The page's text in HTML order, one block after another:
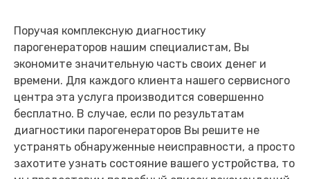
Поручая комплексную диагностику
парогенераторов нашим специалистам, Вы
экономите значительную часть своих денег и
времени. Для каждого клиента нашего сервисного
центра эта услуга производится совершенно
бесплатно. В случае, если по результатам
диагностики парогенераторов Вы решите не
устранять обнаруженные неисправности, а просто
захотите узнать состояние вашего устройства, то